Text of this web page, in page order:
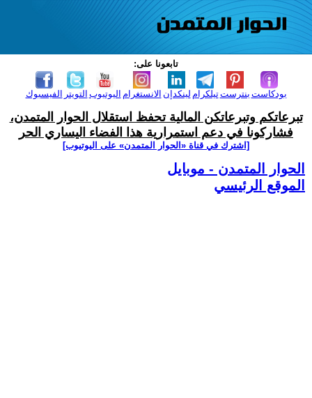
تابعونا على:
الفيسبوك التويتر اليوتيوب الانستغرام لينكدإن تيلكرامبنترست بودكاست
تبرعاتكم وتبرعاتكن المالية تحفظ استقلال الحوار المتمدن،
فشاركونا في دعم استمرارية هذا الفضاء اليساري الحر
[اشترك في قناة ‫«الحوار المتمدن» على اليوتيوب]
الحوار المتمدن - موبايل
الموقع الرئيسي